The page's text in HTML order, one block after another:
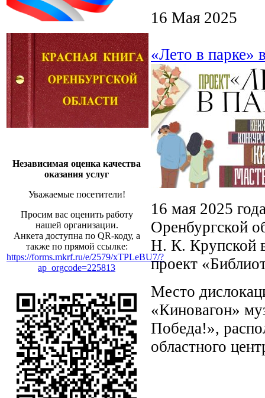
Независимая оценка качества
оказания услуг
Уважаемые посетители!
Просим вас оценить работу
нашей организации.
Анкета доступна по QR-коду, а
также по прямой ссылке:
https://forms.mkrf.ru/e/2579/xTPLeBU7/?
ap_orgcode=225813
16 Мая 2025
«Лето в парке»
16 мая 2025
Оренбургской
Н. К. Крупской
проект
Место
«Киновагон»
Победа!»,
областного